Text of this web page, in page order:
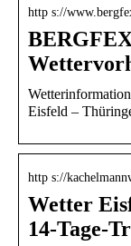
http s://
Eisfeld –
http s://
Wetter
14-Tage-